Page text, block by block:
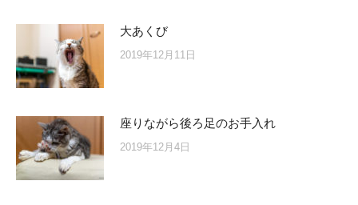
大あくび
2019年12月11日
座りながら後ろ足のお手入れ
2019年12月4日